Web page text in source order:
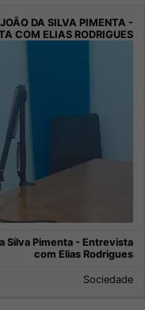
Silva Pimenta - Entrevista
com Elias Rodrigues
Sociedade